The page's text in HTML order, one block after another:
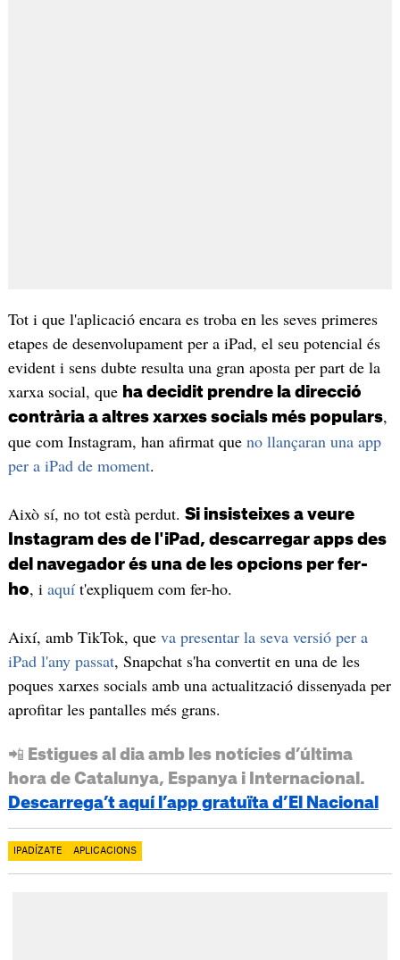
Tot i que l'aplicació encara es troba en les seves primeres
etapes de desenvolupament per a iPad, el seu potencial és
evident i sens dubte resulta una gran aposta per part de la
xarxa social, que ha decidit prendre la direcció
contrària a altres xarxes socials més populars,
que com Instagram, han afirmat que no llançaran una app
per a iPad de moment.
Això sí, no tot està perdut. Si insisteixes a veure
Instagram des de l'iPad, descarregar apps des
del navegador és una de les opcions per fer-
ho, i aquít'expliquem com fer-ho.
Així, amb TikTok, que va presentar la seva versió per a
iPad l'any passat, Snapchat s'ha convertit en una de les
poques xarxes socials amb una actualització dissenyada per
aprofitar les pantalles més grans.
📲 Estigues al dia amb les notícies d’última
hora de Catalunya, Espanya i Internacional.
Descarrega’t aquí l’app gratuïta d’El Nacional
IPADÍZATE APLICACIONS